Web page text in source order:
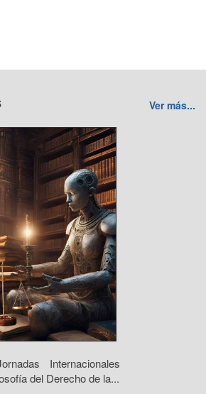
Ver más...
Internacionales
del Derecho de la...